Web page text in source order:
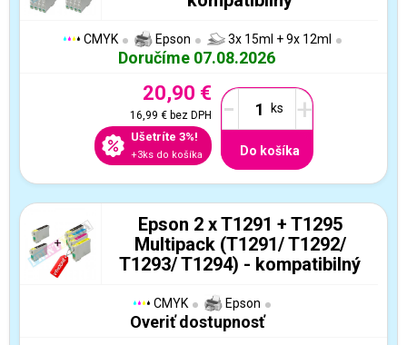
CMYK Epson 3x 15ml + 9x 12ml
Doručíme 07.08.2026
20,90 €
16,99 €bez DPH
Ušetríte 3%!
+3ks do košíka
- +
Do košíka
Epson 2 x T1291 + T1295
Multipack (T1291/ T1292/
T1293/ T1294) - kompatibilný
CMYK Epson
Overiť dostupnosť